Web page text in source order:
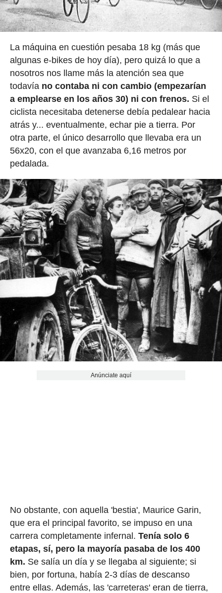
La máquina en cuestión pesaba 18 kg (más que
algunas e-bikes de hoy día), pero quizá lo que a
nosotros nos llame más la atención sea que
todavía no contaba ni con cambio (empezarían
a emplearse en los años 30) ni con frenos. Si el
ciclista necesitaba detenerse debía pedalear hacia
atrás y... eventualmente, echar pie a tierra. Por
otra parte, el único desarrollo que llevaba era un
56x20, con el que avanzaba 6,16 metros por
pedalada.
Anúnciate aquí
No obstante, con aquella 'bestia', Maurice Garin,
que era el principal favorito, se impuso en una
carrera completamente infernal. Tenía solo 6
etapas, sí, pero la mayoría pasaba de los 400
km. Se salía un día y se llegaba al siguiente; si
bien, por fortuna, había 2-3 días de descanso
entre ellas. Además, las 'carreteras' eran de tierra,